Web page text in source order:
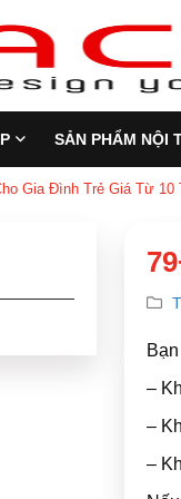
SẢN PHẨM NỘI
Gia Đình Trẻ Giá Từ 10
–
–
–